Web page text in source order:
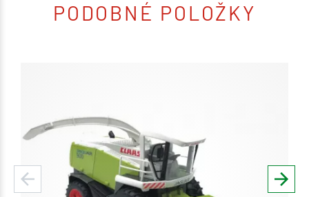
PODOBNÉ POLOŽKY